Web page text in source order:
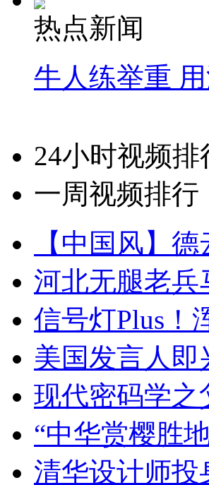
热点新闻
牛人练举重
24小时视频排
一周视频排行
【中国风】
河北无腿老兵
信号灯Plus！
美国发言人
现代密码学
“中华赏樱胜
清华设计师投